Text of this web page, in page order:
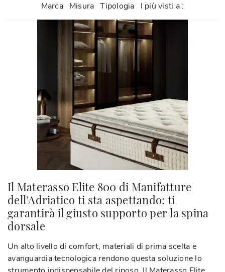
Marca Misura Tipologia I più visti a :
Il Materasso Elite 800 di Manifatture
dell'Adriatico ti sta aspettando: ti
garantirà il giusto supporto per la spina
dorsale
Un alto livello di comfort, materiali di prima scelta e
avanguardia tecnologica rendono questa soluzione lo